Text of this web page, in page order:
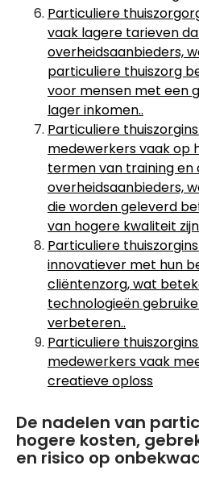
Particuliere
vaak lagere tarieven
overheidsaanbieders,
particuliere thuiszorg
voor mensen met een
lager inkomen..
Particuliere
medewerkers vaak op
termen van training
overheidsaanbieders,
die worden geleverd
van hogere kwaliteit
Particuliere
innovatiever met hun
cliëntenzorg, wat
technologieën
verbeteren..
Particuliere
medewerkers vaak
creatieve oploss
De nadelen van
hogere kosten,
en risico op